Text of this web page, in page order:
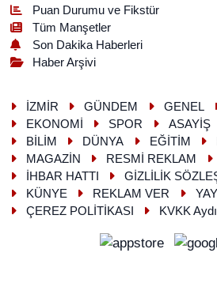
Puan Durumu ve Fikstür
Tüm Manşetler
Son Dakika Haberleri
Haber Arşivi
İZMİR GÜNDEM GENEL
EKONOMİ
SPOR ASAYİŞ
BİLİM
DÜNYA EĞİTİM
MAGAZİN
RESMİ REKLAM
İHBAR HATTI
GİZLİLİK
KÜNYE
REKLAM VER
ÇEREZ POLİTİKASI
KVKK